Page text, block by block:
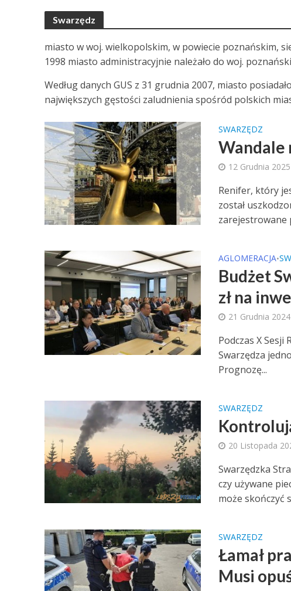
Swarzędz
miasto w woj. wielkopolskim, w powiecie poznańskim,
1998 miasto administracyjnie należało do woj.
Według danych GUS z 31 grudnia 2007, miasto
największych gęstości zaludnienia spośród polskich
SWARZĘDZ
Wandale
12 Grudnia 2025
Renifer, który
został
zarejestrowane
AGLOMERACJA•
Budżet
zł na
21 Grudnia 2024
Podczas X
Swarzędza
Prognozę...
SWARZĘDZ
20 Listopada
Swarzędzka
czy używane
może skończyć
SWARZĘDZ
Łamał
Musi